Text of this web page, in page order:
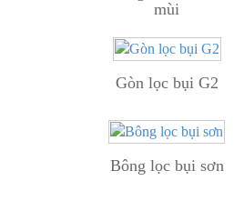
mùi
Gòn lọc bụi G2
Bông lọc bụi sơn